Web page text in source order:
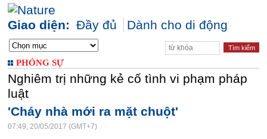
Giao diện: Đầy đủ Dành cho di động
PHÓNG SỰ
Nghiêm trị những kẻ cố tình vi phạm pháp
luật
'Cháy nhà mới ra mặt chuột'
07:49, 20/05/2017 (GMT+7)